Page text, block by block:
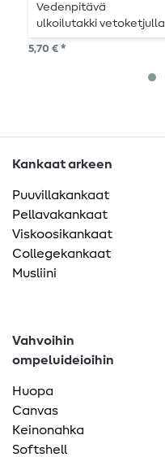
Vedenpitävä
ulkoilutakki vetoketjulla
jaettava 90 cm
5,70 € *
Kankaat arkeen
Puuvillakankaat
Pellavakankaat
Viskoosikankaat
Collegekankaat
Musliini
Vahvoihin
ompeluideioihin
Huopa
Canvas
Keinonahka
Softshell